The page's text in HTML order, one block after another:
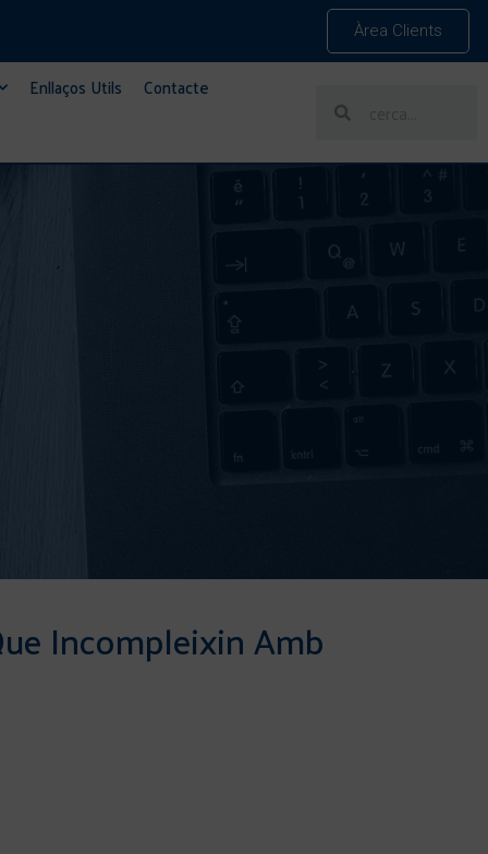
Àrea Clients
Enllaços Utils Contacte
Incompleixin Amb